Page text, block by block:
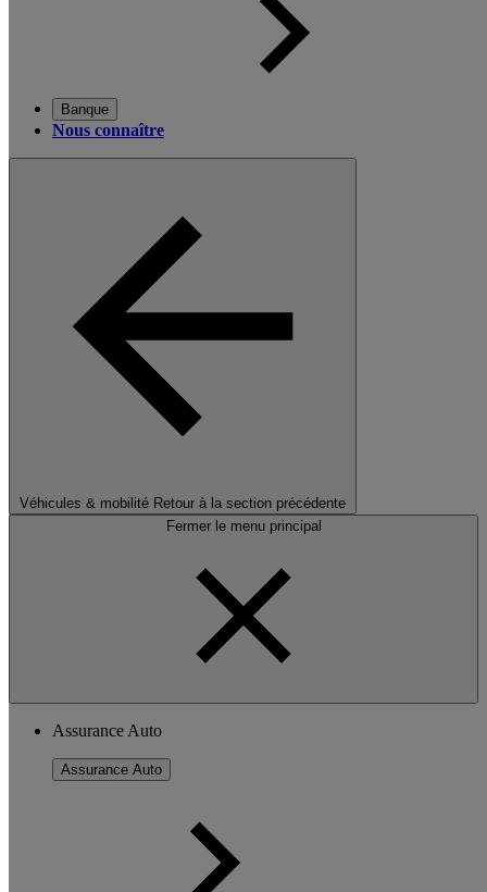
Banque
Nous connaître
Véhicules & mobilité Retour à la section précédente
Fermer le menu principal
Assurance Auto
Assurance Auto